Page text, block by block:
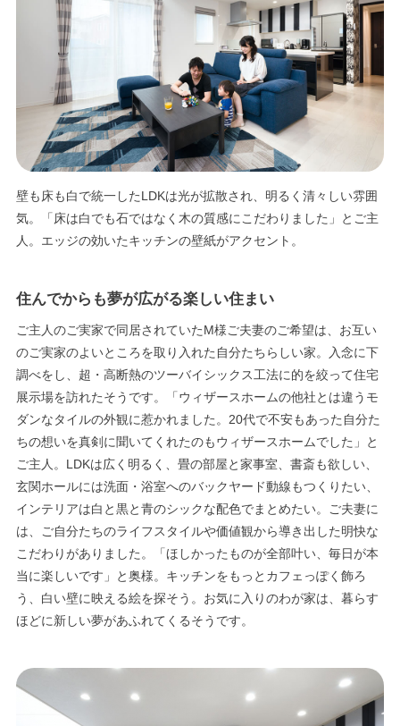
壁も床も白で統一したLDKは光が拡散され、明るく清々しい雰囲
気。「床は白でも石ではなく木の質感にこだわりました」とご主
人。エッジの効いたキッチンの壁紙がアクセント。
住んでからも夢が広がる楽しい住まい
ご主人のご実家で同居されていたM様ご夫妻のご希望は、お互い
のご実家のよいところを取り入れた自分たちらしい家。入念に下
調べをし、超・高断熱のツーバイシックス工法に的を絞って住宅
展示場を訪れたそうです。「ウィザースホームの他社とは違うモ
ダンなタイルの外観に惹かれました。20代で不安もあった自分た
ちの想いを真剣に聞いてくれたのもウィザースホームでした」と
ご主人。LDKは広く明るく、畳の部屋と家事室、書斎も欲しい、
玄関ホールには洗面・浴室へのバックヤード動線もつくりたい、
インテリアは白と黒と青のシックな配色でまとめたい。ご夫妻に
は、ご自分たちのライフスタイルや価値観から導き出した明快な
こだわりがありました。「ほしかったものが全部叶い、毎日が本
当に楽しいです」と奥様。キッチンをもっとカフェっぽく飾ろ
う、白い壁に映える絵を探そう。お気に入りのわが家は、暮らす
ほどに新しい夢があふれてくるそうです。